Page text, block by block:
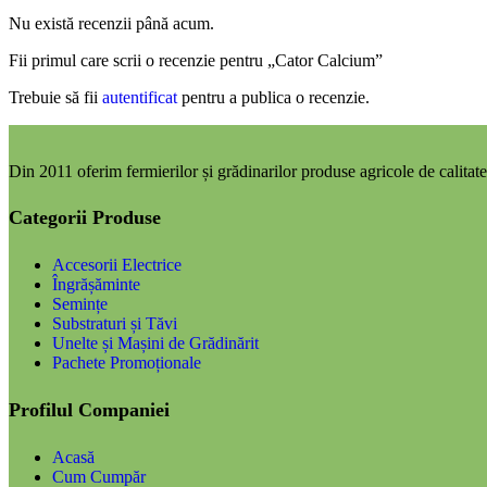
Nu există recenzii până acum.
Fii primul care scrii o recenzie pentru „Cator Calcium”
Trebuie să fii autentificat pentru a publica o recenzie.
Din 2011 oferim fermierilor și grădinarilor produse agricole de
Categorii Produse
Accesorii Electrice
Îngrășăminte
Semințe
Substraturi și Tăvi
Unelte și Mașini de Grădinărit
Pachete Promoționale
Profilul Companiei
Acasă
Cum Cumpăr